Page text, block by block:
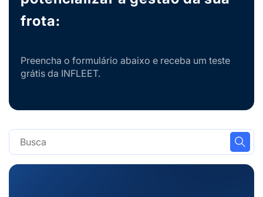
frota:
Preencha o formulário abaixo e receba um teste
grátis da INFLEET.